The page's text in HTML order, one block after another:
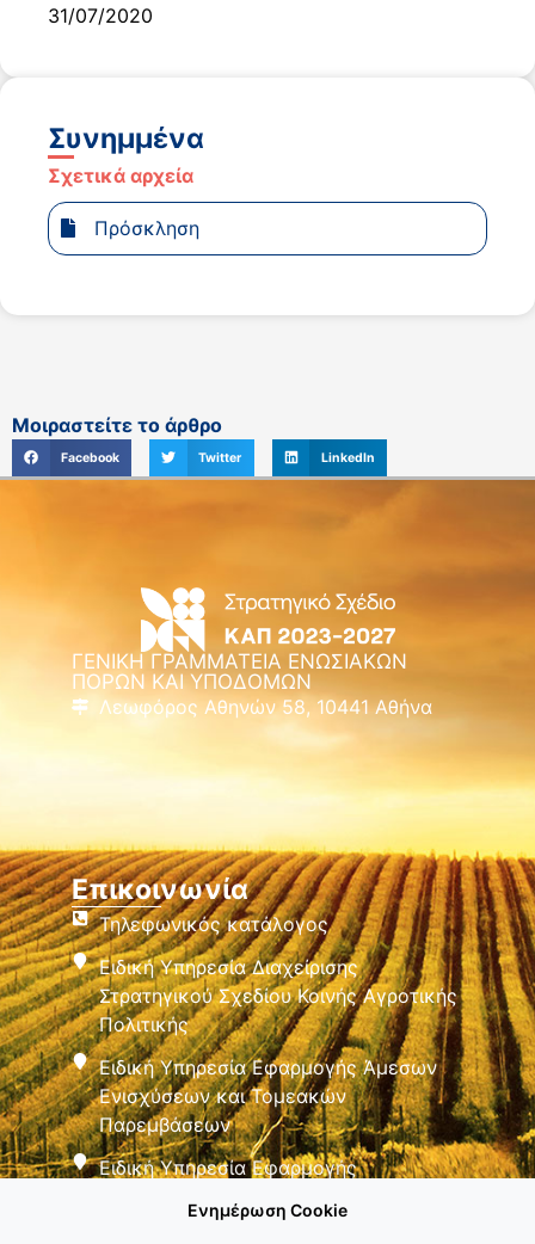
31/07/2020
Συνημμένα
Σχετικά αρχεία
Πρόσκληση
Μοιραστείτε το άρθρο
Facebook Twitter LinkedIn
ΓΕΝΙΚΗ ΓΡΑΜΜΑΤΕΙΑ ΕΝΩΣΙΑΚΩΝ
ΠΟΡΩΝ ΚΑΙ ΥΠΟΔΟΜΩΝ
Λεωφόρος Αθηνών 58, 10441 Αθήνα
Επικοινωνία
Τηλεφωνικός κατάλογος
Ειδική Υπηρεσία Διαχείρισης
Στρατηγικού Σχεδίου Κοινής Αγροτικής
Πολιτικής
Ειδική Υπηρεσία Εφαρμογής Άμεσων
Ενισχύσεων και Τομεακών
Παρεμβάσεων
Ειδική Υπηρεσία Εφαρμογής
Ενημέρωση Cookie